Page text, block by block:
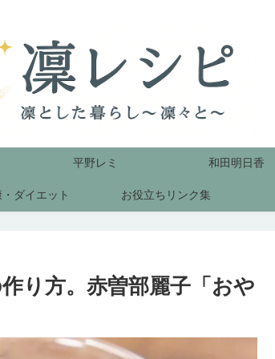
平野レミ 和田明日香
ダイエット お役立ちリンク集
り方。赤曽部麗子「おや